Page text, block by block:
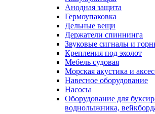
Анодная защита
Гермоупаковка
Дельные вещи
Держатели спиннинга
Звуковые сигналы и
Крепления под эхолот
Мебель судовая
Морская акустика и
Навесное оборудование
Насосы
Оборудование для
воднолыжника,